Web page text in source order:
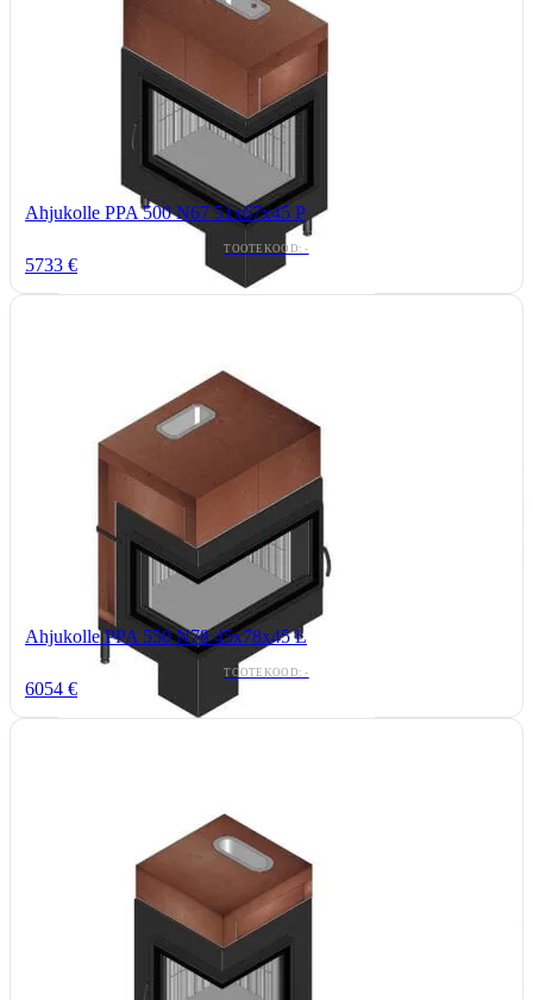
Ahjukolle PPA 500 N67 51x67x45 P
TOOTEKOOD: -
5733 €
Ahjukolle PPA 550 N78 45x78x45 L
TOOTEKOOD: -
6054 €